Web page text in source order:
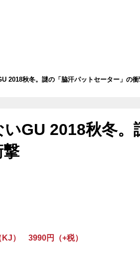
2018秋冬。謎の「脇汗パットセーター」の衝
GU 2018秋冬。
） 3990円（+税）